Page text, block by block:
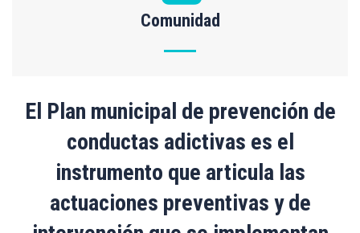
Comunidad
El Plan municipal de prevención de
conductas adictivas es el
instrumento que articula las
actuaciones preventivas y de